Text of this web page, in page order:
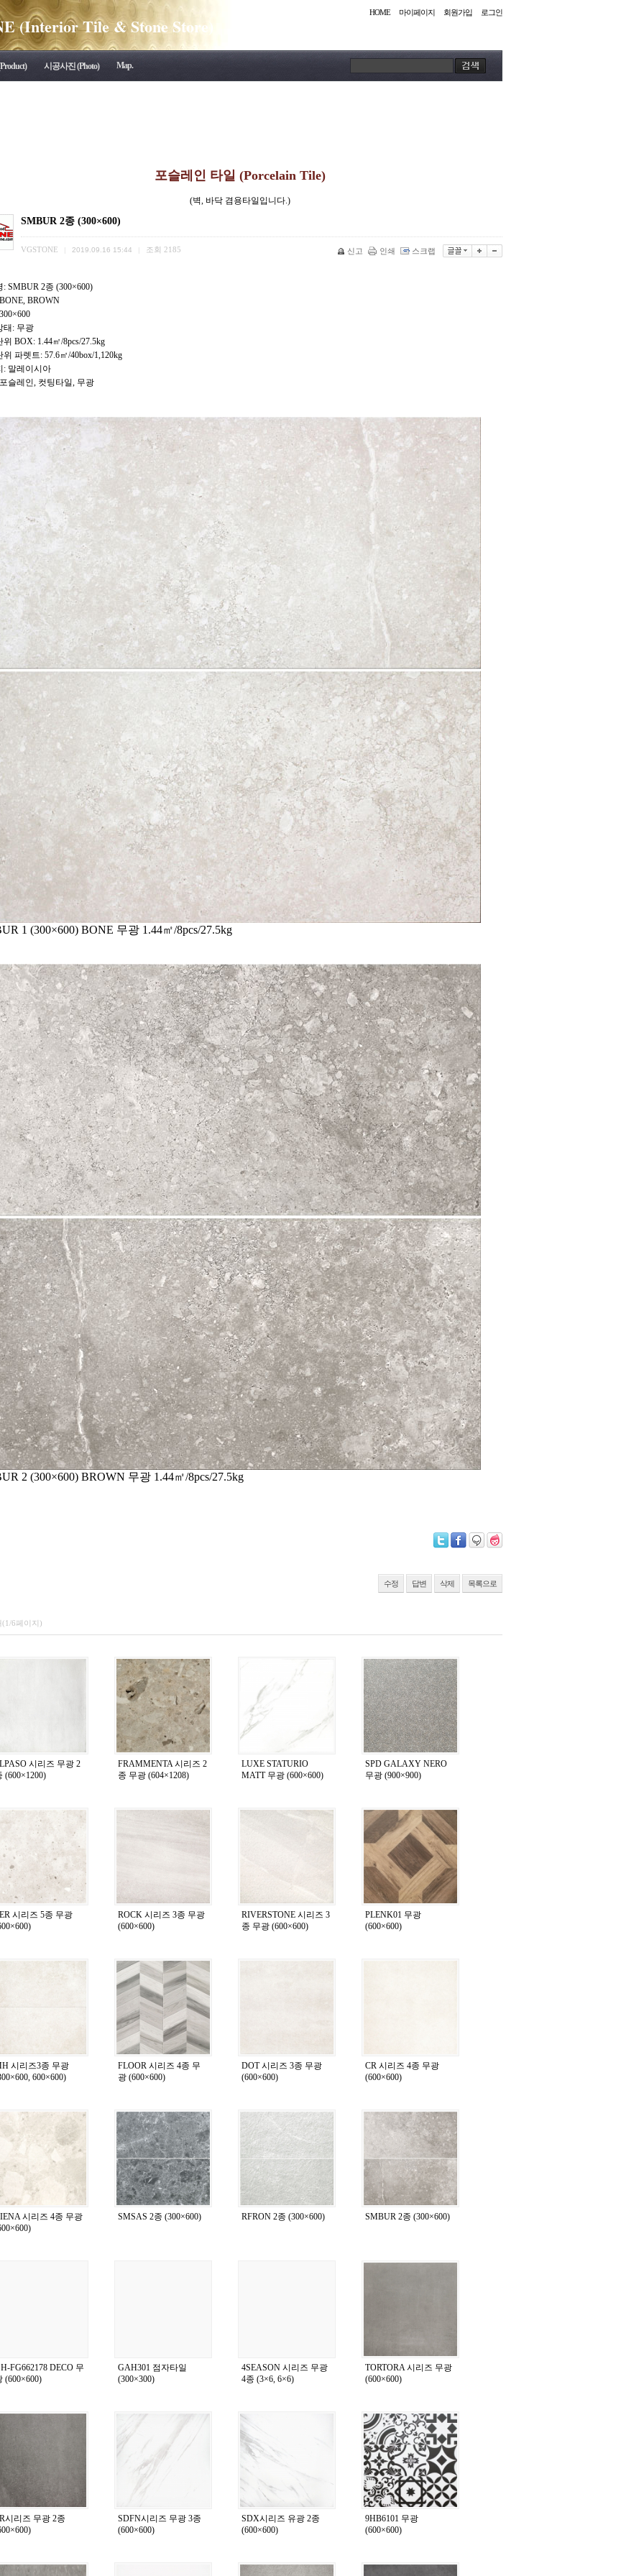
(Interior Tile & Stone Store)
HOME 마이페이지 회원가입 로그인
시공사진 (Photo) Map.
포슬레인 타일 (Porcelain Tile)
(벽, 바닥 겸용타일입니다.)
SMBUR 2종 (300×600)
VGSTONE 2019.09.16 15:44 조회 2185 신고 인쇄 스크랩
: SMBUR 2종 (300×600)
BROWN
태: 무광
위 BOX: 1.44㎡/8pcs/27.5kg
위 파렛트: 57.6㎡/40box/1,120kg
: 말레이시아
슬레인, 컷팅타일, 무광
1 (300×600) BONE 무광 1.44㎡/8pcs/27.5kg
2 (300×600) BROWN 무광 1.44㎡/8pcs/27.5kg
수정 답변 삭제 목록으로
(1/6페이지)
시리즈 무광 2
(600×1200)
FRAMMENTA 시리즈 2
종 무광 (604×1208)
LUXE STATURIO
MATT 무광 (600×600)
SPD GALAXY NERO
무광 (900×900)
시리즈 5종 무광
ROCK 시리즈 3종 무광
(600×600)
RIVERSTONE 시리즈 3
종 무광 (600×600)
PLENK01 무광
(600×600)
시리즈3종 무광
600×600)
FLOOR 시리즈 4종 무
광 (600×600)
DOT 시리즈 3종 무광
(600×600)
CR 시리즈 4종 무광
(600×600)
시리즈 4종 무광
SMSAS 2종 (300×600) RFRON 2종 (300×600) SMBUR 2종 (300×600)
FG662178 DECO 무
(600×600)
GAH301 점자타일
(300×300)
4SEASON 시리즈 무광
4종 (3×6, 6×6)
TORTORA 시리즈 무광
(600×600)
시리즈 무광 2종
SDFN시리즈 무광 3종
(600×600)
SDX시리즈 유광 2종
(600×600)
9HB6101 무광
(600×600)